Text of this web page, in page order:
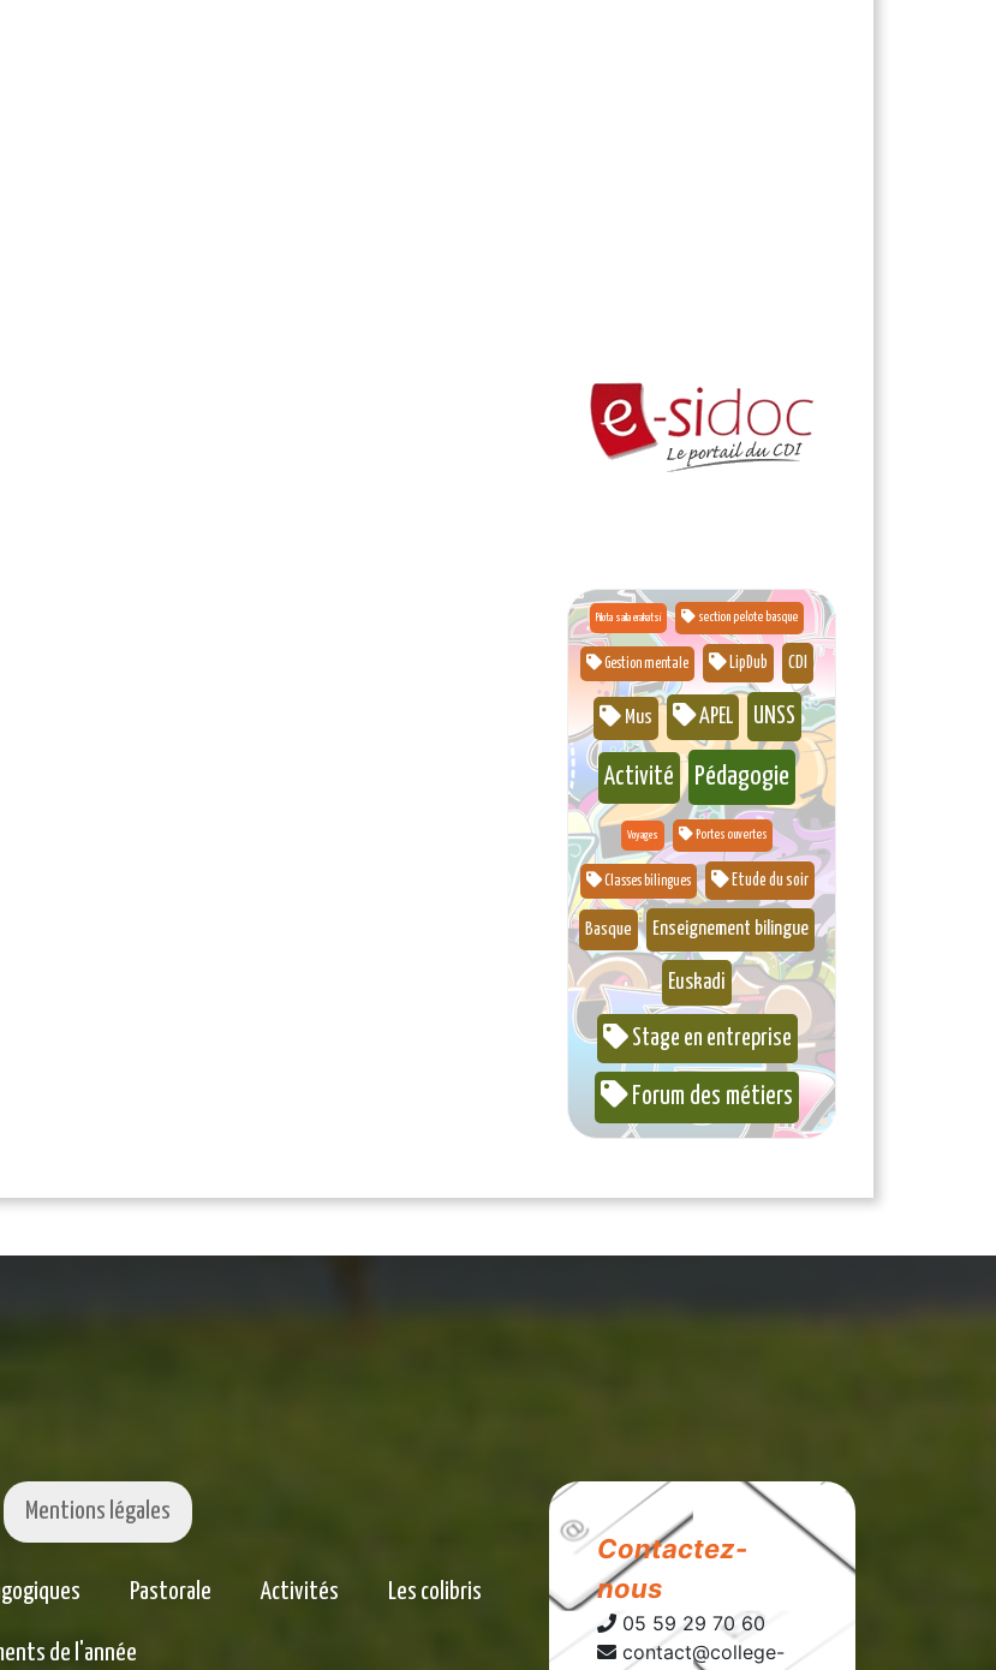
Pilota saila erakatsi section pelote basque
Gestion mentale LipDub CDI
Mus APEL UNSS
Activité Pédagogie
Voyages Portes ouvertes
Classes bilingues Etude du soir
Basque Enseignement bilingue
Euskadi
Stage en entreprise
Forum des métiers
Mentions légales
Pastorale Activités Les colibris
de l'année
Contactez-
nous
05 59 29 70 60
contact@college-